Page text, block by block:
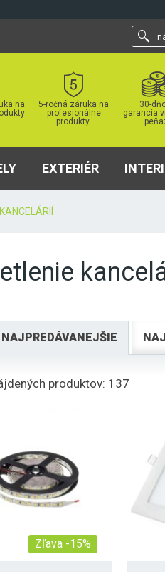
nájsť
na
5-ročná záruka na
profesionálne
produkty.
30-
garancia
EXTERIÉR
NAJPREDÁVANEJŠIE
produktov: 137
Zľava -15%